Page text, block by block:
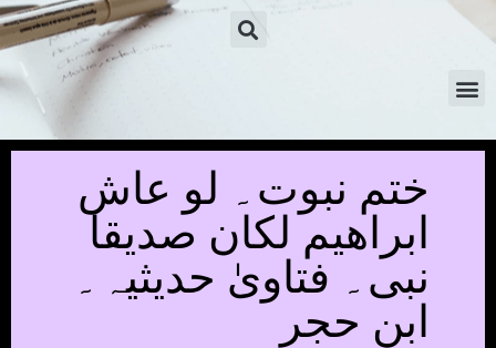
ختم نبوت۔ لو عاش
ابراھیم لکان صدیقا
نبی۔ فتاویٰ حدیثیہ۔
ابن حجر